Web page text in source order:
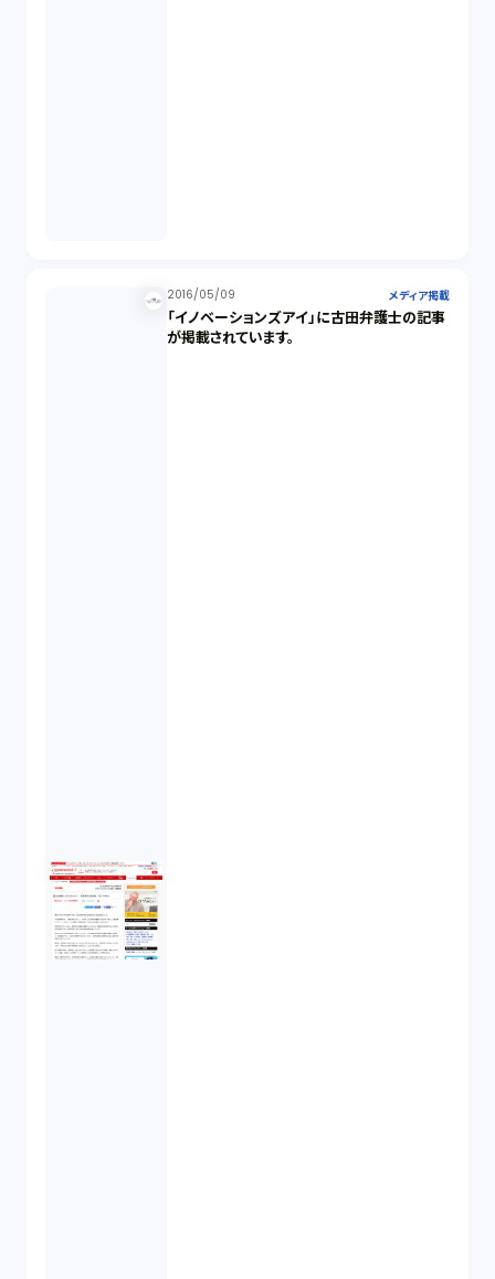
2016/05/09 メディア掲載
「イノベーションズアイ」に古田弁護士の記事
が掲載されています。